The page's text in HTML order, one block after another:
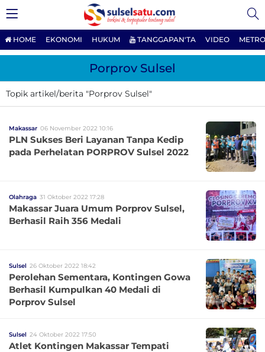
HOME EKONOMI HUKUM TANGGAPAN'TA VIDEO
Porprov Sulsel
Topik artikel/berita "Porprov Sulsel"
Makassar 06 November 2022 10:16
PLN Sukses Beri Layanan Tanpa Kedip
pada Perhelatan PORPROV Sulsel 2022
Olahraga 31 Oktober 2022 17:28
Makassar Juara Umum Porprov Sulsel,
Berhasil Raih 356 Medali
Sulsel 26 Oktober 2022 18:42
Perolehan Sementara, Kontingen Gowa
Berhasil Kumpulkan 40 Medali di
Porprov Sulsel
Sulsel 24 Oktober 2022 17:50
Atlet Kontingen Makassar Tempati